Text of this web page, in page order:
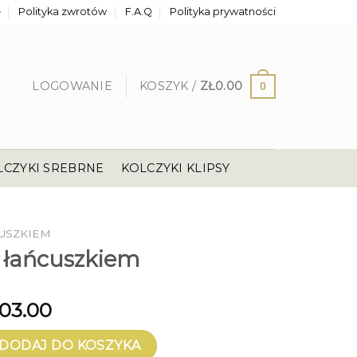
Polityka zwrotów F.A.Q Polityka prywatności
LOGOWANIE KOSZYK / ZŁ0.00 0
SREBRNE KOLCZYKI KLIPSY
DO KOSZYKA